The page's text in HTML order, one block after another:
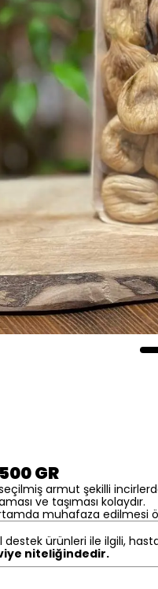
GR
armut şekilli
ve taşıması kolaydır.
muhafaza edilmesi
ürünleri ile ilgili,
niteliğindedir.